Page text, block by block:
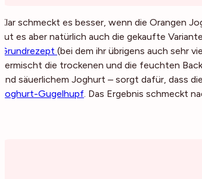
Klar schmeckt es besser, wenn die Orangen
tut es aber natürlich auch die gekaufte
Grundrezept (bei dem ihr übrigens auch sehr
vermischt die trockenen und die feuchten
und säuerlichem Joghurt – sorgt dafür, dass
Joghurt-Gugelhupf. Das Ergebnis schmeckt